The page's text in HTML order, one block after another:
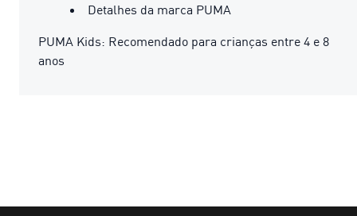
Detalhes da marca PUMA
PUMA Kids: Recomendado para crianças entre 4 e 8
anos